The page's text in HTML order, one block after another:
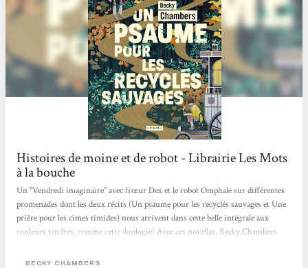
Histoires de moine et de robot - Librairie Les Mots
à la bouche
Un "Vendredi imaginaire" avec frœur Dex et le robot Omphale sur différentes
promenades dont les deux récits (Un psaume pour les recyclés sauvages et Une
prière pour les cimes timides) nous arrivent dans cette belle intégrale aux
couleurs tendres, comme cette duologie! Avec ces novellas, Becky Chambers
mélancoliques, notre lien au vivant (synthétique ou organique) et ce dont nous
BECKY CHAMBERS